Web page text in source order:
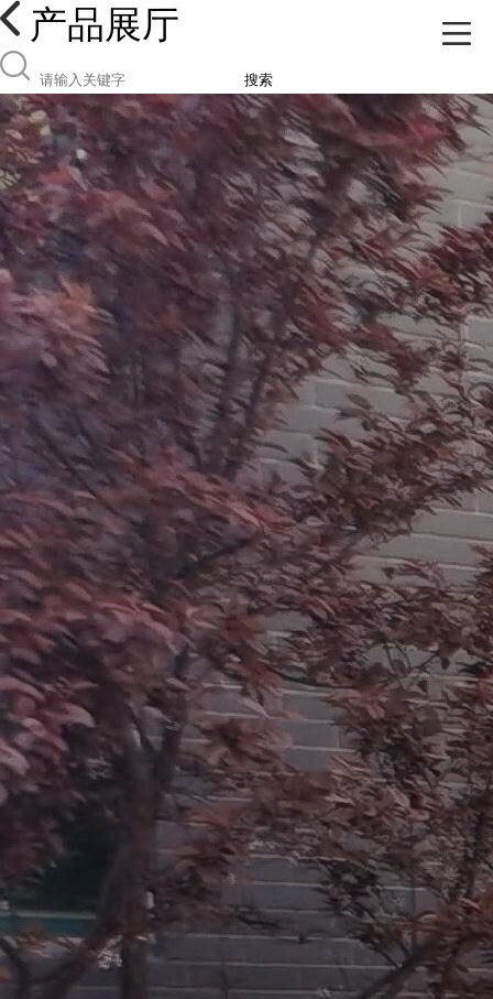
产品展厅
搜索